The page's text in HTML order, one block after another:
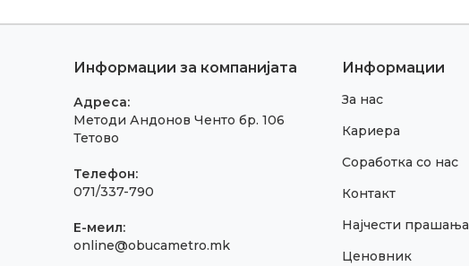
Информации за компанијата
Адреса:
Методи Андонов Ченто бр. 106
Тетово
Телефон:
071/337-790
E-меил:
online@obucametro.mk
Информации
За нас
Кариера
Соработка со нас
Контакт
Најчести прашања
Ценовник